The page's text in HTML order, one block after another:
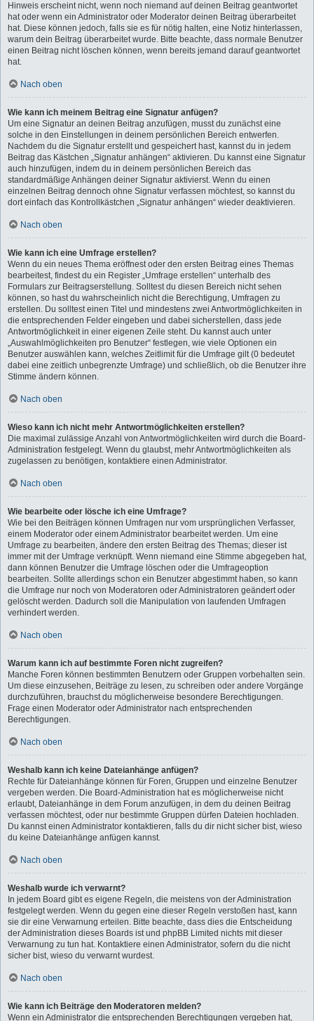
Hinweis erscheint nicht, wenn noch niemand auf deinen Beitrag geantwortet
hat oder wenn ein Administrator oder Moderator deinen Beitrag überarbeitet
hat. Diese können jedoch, falls sie es für nötig halten, eine Notiz hinterlassen,
warum dein Beitrag überarbeitet wurde. Bitte beachte, dass normale Benutzer
einen Beitrag nicht löschen können, wenn bereits jemand darauf geantwortet
hat.
Nach oben
Wie kann ich meinem Beitrag eine Signatur anfügen?
Um eine Signatur an deinen Beitrag anzufügen, musst du zunächst eine
solche in den Einstellungen in deinem persönlichen Bereich entwerfen.
Nachdem du die Signatur erstellt und gespeichert hast, kannst du in jedem
Beitrag das Kästchen „Signatur anhängen“ aktivieren. Du kannst eine Signatur
auch hinzufügen, indem du in deinem persönlichen Bereich das
standardmäßige Anhängen deiner Signatur aktivierst. Wenn du einen
einzelnen Beitrag dennoch ohne Signatur verfassen möchtest, so kannst du
dort einfach das Kontrollkästchen „Signatur anhängen“ wieder deaktivieren.
Nach oben
Wie kann ich eine Umfrage erstellen?
Wenn du ein neues Thema eröffnest oder den ersten Beitrag eines Themas
bearbeitest, findest du ein Register „Umfrage erstellen“ unterhalb des
Formulars zur Beitragserstellung. Solltest du diesen Bereich nicht sehen
können, so hast du wahrscheinlich nicht die Berechtigung, Umfragen zu
erstellen. Du solltest einen Titel und mindestens zwei Antwortmöglichkeiten in
die entsprechenden Felder eingeben und dabei sicherstellen, dass jede
Antwortmöglichkeit in einer eigenen Zeile steht. Du kannst auch unter
„Auswahlmöglichkeiten pro Benutzer“ festlegen, wie viele Optionen ein
Benutzer auswählen kann, welches Zeitlimit für die Umfrage gilt (0 bedeutet
dabei eine zeitlich unbegrenzte Umfrage) und schließlich, ob die Benutzer ihre
Stimme ändern können.
Nach oben
Wieso kann ich nicht mehr Antwortmöglichkeiten erstellen?
Die maximal zulässige Anzahl von Antwortmöglichkeiten wird durch die Board-
Administration festgelegt. Wenn du glaubst, mehr Antwortmöglichkeiten als
zugelassen zu benötigen, kontaktiere einen Administrator.
Nach oben
Wie bearbeite oder lösche ich eine Umfrage?
Wie bei den Beiträgen können Umfragen nur vom ursprünglichen Verfasser,
einem Moderator oder einem Administrator bearbeitet werden. Um eine
Umfrage zu bearbeiten, ändere den ersten Beitrag des Themas; dieser ist
immer mit der Umfrage verknüpft. Wenn niemand eine Stimme abgegeben hat,
dann können Benutzer die Umfrage löschen oder die Umfrageoption
bearbeiten. Sollte allerdings schon ein Benutzer abgestimmt haben, so kann
die Umfrage nur noch von Moderatoren oder Administratoren geändert oder
gelöscht werden. Dadurch soll die Manipulation von laufenden Umfragen
verhindert werden.
Nach oben
Warum kann ich auf bestimmte Foren nicht zugreifen?
Manche Foren können bestimmten Benutzern oder Gruppen vorbehalten sein.
Um diese einzusehen, Beiträge zu lesen, zu schreiben oder andere Vorgänge
durchzuführen, brauchst du möglicherweise besondere Berechtigungen.
Frage einen Moderator oder Administrator nach entsprechenden
Berechtigungen.
Nach oben
Weshalb kann ich keine Dateianhänge anfügen?
Rechte für Dateianhänge können für Foren, Gruppen und einzelne Benutzer
vergeben werden. Die Board-Administration hat es möglicherweise nicht
erlaubt, Dateianhänge in dem Forum anzufügen, in dem du deinen Beitrag
verfassen möchtest, oder nur bestimmte Gruppen dürfen Dateien hochladen.
Du kannst einen Administrator kontaktieren, falls du dir nicht sicher bist, wieso
du keine Dateianhänge anfügen kannst.
Nach oben
Weshalb wurde ich verwarnt?
In jedem Board gibt es eigene Regeln, die meistens von der Administration
festgelegt werden. Wenn du gegen eine dieser Regeln verstoßen hast, kann
sie dir eine Verwarnung erteilen. Bitte beachte, dass dies die Entscheidung
der Administration dieses Boards ist und phpBB Limited nichts mit dieser
Verwarnung zu tun hat. Kontaktiere einen Administrator, sofern du die nicht
sicher bist, wieso du verwarnt wurdest.
Nach oben
Wie kann ich Beiträge den Moderatoren melden?
Wenn ein Administrator die entsprechenden Berechtigungen vergeben hat,